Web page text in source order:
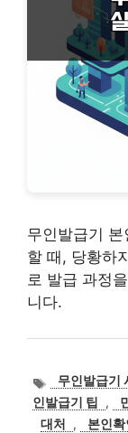
무인발급기
할 때, 당황하
로 발급 과정
니다.
태
그
무인발급기
인발급기 팁
,
대처
, 본인확